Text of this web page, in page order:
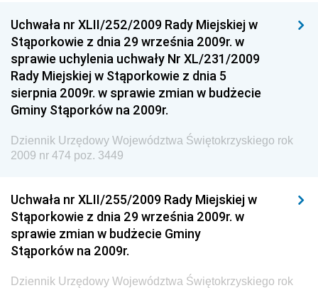
Dziennik Urzędowy Ministra Funduszy i Polityki
Regionalnej
Dziennik Urzędowy Ministra Aktywów Państwowych
Dziennik Urzędowy Ministra Zdrowia
Dziennik Urzędowy Ministra Środowiska i Głównego
Dziennik Urzędowy Ministra Klimatu i Środowiska
Narodowego i Sportu
Dziennik Urzędowy Ministra Finansów, Funduszy i
Polityki Regionalnej
Dziennik Urzędowy Ministra Rozwoju, Pracy i
Technologii
Uchwała nr XLII/252/2009 Rady Miejskiej w
Stąporkowie z dnia 29 września 2009r. w
sprawie uchylenia uchwały Nr XL/231/2009
Rady Miejskiej w Stąporkowie z dnia 5
sierpnia 2009r. w sprawie zmian w budżecie
Gminy Stąporków na 2009r.
Dziennik Urzędowy Województwa Świętokrzyskiego rok
2009 nr 474 poz. 3449
Uchwała nr XLII/255/2009 Rady Miejskiej w
Stąporkowie z dnia 29 września 2009r. w
sprawie zmian w budżecie Gminy
Stąporków na 2009r.
Dziennik Urzędowy Województwa Świętokrzyskiego rok